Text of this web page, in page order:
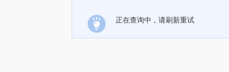
正在查询中，请刷新重试